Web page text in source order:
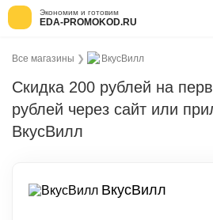
Экономим и готовим
EDA-PROMOKOD.RU
Все магазины ❯ ВкусВилл
Скидка 200 рублей на
рублей через сайт или
ВкусВилл
ВкусВилл